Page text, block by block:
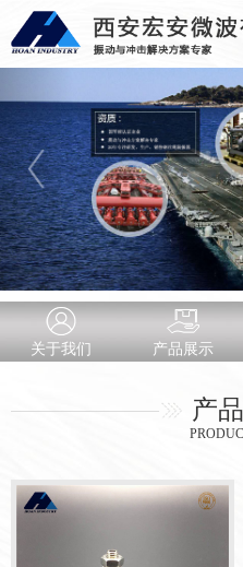
关于我们 产品展示
产